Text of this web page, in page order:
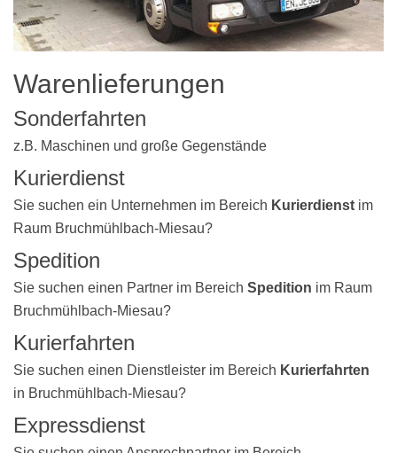
Warenlieferungen
Sonderfahrten
z.B. Maschinen und große Gegenstände
Kurierdienst
Sie suchen ein Unternehmen im Bereich Kurierdienst im
Raum Bruchmühlbach-Miesau?
Spedition
Sie suchen einen Partner im Bereich Spedition im Raum
Bruchmühlbach-Miesau?
Kurierfahrten
Sie suchen einen Dienstleister im Bereich Kurierfahrten
in Bruchmühlbach-Miesau?
Expressdienst